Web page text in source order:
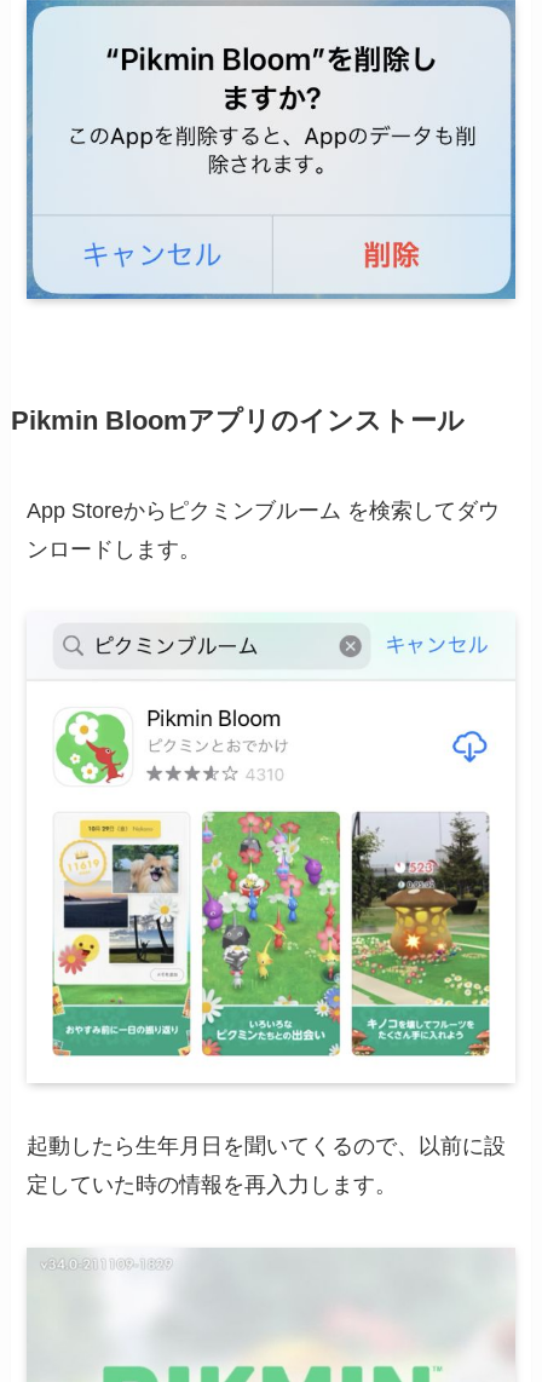
Pikmin Bloomアプリのインストール
App Storeからピクミンブルーム を検索してダウ
ンロードします。
起動したら生年月日を聞いてくるので、以前に設
定していた時の情報を再入力します。